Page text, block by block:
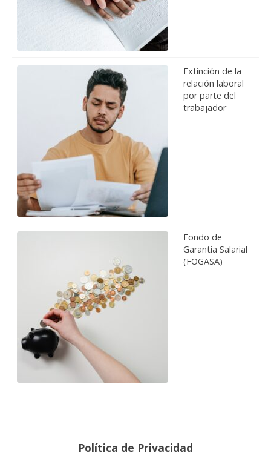
Extinción de la
relación laboral
por parte del
trabajador
Fondo de
Garantía Salarial
(FOGASA)
Política de Privacidad